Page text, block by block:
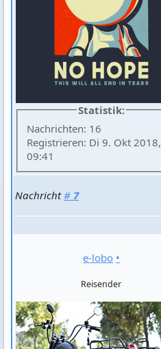
Statistik:
Nachrichten: 16
Registrieren: Di 9. Okt 2018,
09:41
Nachricht# 7
e-lobo •
Reisender